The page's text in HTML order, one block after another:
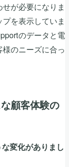
が必要になりま
を表示していま
のデータと電
のニーズに合っ
顧客体験の
変化がありまし